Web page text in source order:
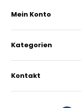
Mein Konto
Kategorien
Kontakt